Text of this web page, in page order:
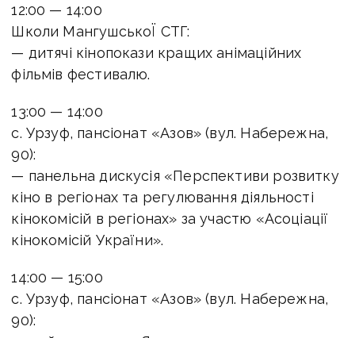
12:00 — 14:00
Школи МангушськоЇ СТГ:
— дитячі кінопокази кращих анімаційних
фільмів фестивалю.
13:00 — 14:00
с. Урзуф, пансіонат «Азов» (вул. Набережна,
90):
— панельна дискусія «Перспективи розвитку
кіно в регіонах та регулювання діяльності
кінокомісій в регіонах» за участю «Асоціації
кінокомісій України».
14:00 — 15:00
с. Урзуф, пансіонат «Азов» (вул. Набережна,
90):